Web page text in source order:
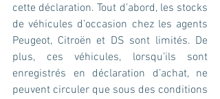
cette déclaration. Tout d’abord, les stocks
de véhicules d’occasion chez les agents
Peugeot, Citroën et DS sont limités. De
plus, ces véhicules, lorsqu’ils sont
enregistrés en déclaration d’achat, ne
peuvent circuler que sous des conditions